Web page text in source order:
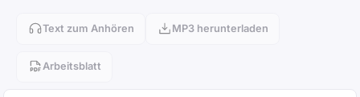
Text zum Anhören MP3 herunterladen
Arbeitsblatt